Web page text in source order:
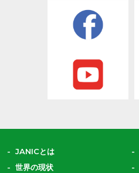
JANICとは
世界の現状